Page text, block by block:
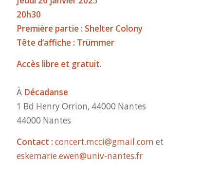
20h30
Première partie : Shelter Colony
Tête d’affiche : Trümmer
Accès libre et gratuit.
À Décadanse
1 Bd Henry Orrion, 44000 Nantes
44000 Nantes
Contact : concert.mcci@gmail.com et
eskemarie.ewen@univ-nantes.fr